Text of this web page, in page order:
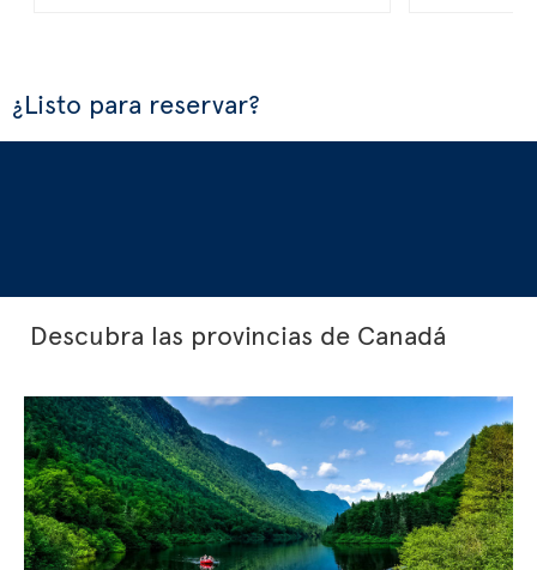
¿Listo para reservar?
Descubra las provincias de Canadá